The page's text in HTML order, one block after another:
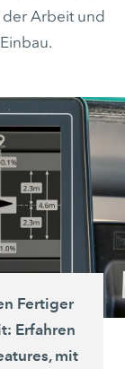
Arbeit und
Fertiger
Erfahren
mit